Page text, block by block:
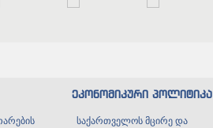
ეკონომიკური პოლიტიკა
საქართველოს მცირე და